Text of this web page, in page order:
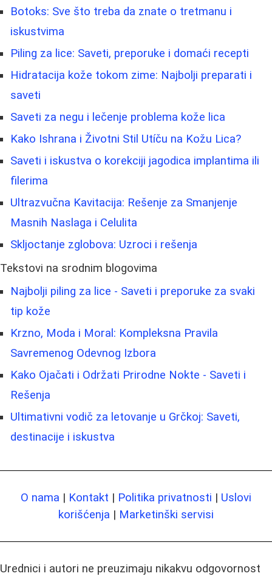
Botoks: Sve što treba da znate o tretmanu i
iskustvima
Piling za lice: Saveti, preporuke i domaći recepti
Hidratacija kože tokom zime: Najbolji preparati i
saveti
Saveti za negu i lečenje problema kože lica
Kako Ishrana i Životni Stil Utíču na Kožu Lica?
Saveti i iskustva o korekciji jagodica implantima ili
filerima
Ultrazvučna Kavitacija: Rešenje za Smanjenje
Masnih Naslaga i Celulita
Skljoctanje zglobova: Uzroci i rešenja
Tekstovi na srodnim blogovima
Najbolji piling za lice - Saveti i preporuke za svaki
tip kože
Krzno, Moda i Moral: Kompleksna Pravila
Savremenog Odevnog Izbora
Kako Ojačati i Održati Prirodne Nokte - Saveti i
Rešenja
Ultimativni vodič za letovanje u Grčkoj: Saveti,
destinacije i iskustva
O nama | Kontakt | Politika privatnosti | Uslovi
korišćenja | Marketinški servisi
Urednici i autori ne preuzimaju nikakvu odgovornost